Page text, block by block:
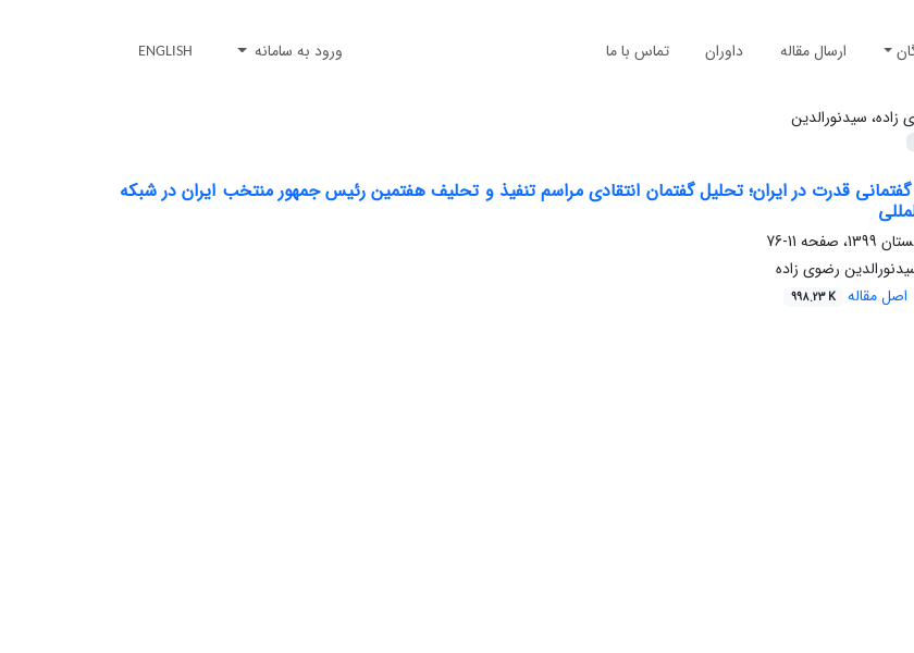
ارسال مقاله داوران تماس با ما ورود به سامانه ENGLISH
زاده، سیدنورالدین
قدرت در ایران؛ تحلیل گفتمان انتقادی مراسم تنفیذ و تحلیف هفتمین رئیس جمهور منتخب ایران در شبکه
11-76
رضوی زاده
اصل مقاله 998.23 K